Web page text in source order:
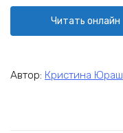
Читать онлайн
Автор: Кристина Юраш